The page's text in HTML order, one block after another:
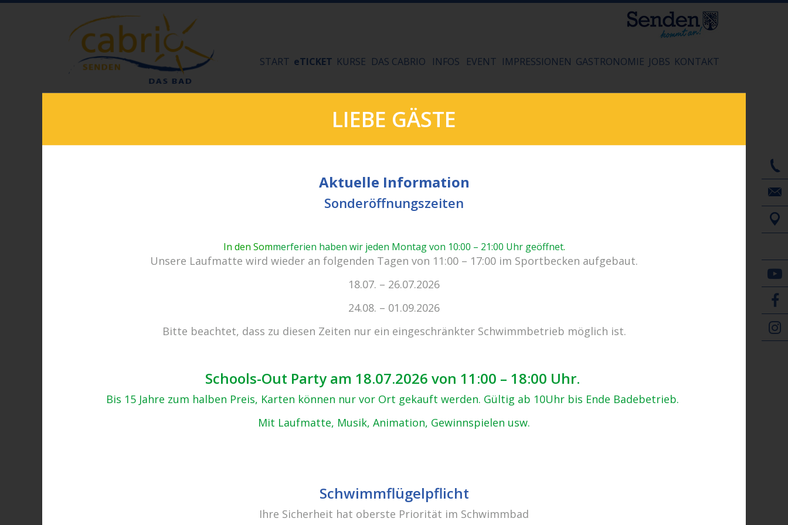
START eTICKET KURSE DAS CABRIO INFOS EVENT IMPRESSIONEN GASTRONOMIE JOBS KONTAKT
Kein Einlass bei Gewitter
zu den E-Tickets
LIEBE GÄSTE
Aktuelle Information
Sonderöffnungszeiten
In den Sommerferien haben wir jeden Montag von 10:00 – 21:00 Uhr geöffnet.
Unsere Laufmatte wird wieder an folgenden Tagen von 11:00 – 17:00 im Sportbecken aufgebaut.
18.07. – 26.07.2026
24.08. – 01.09.2026
Bitte beachtet, dass zu diesen Zeiten nur ein eingeschränkter Schwimmbetrieb möglich ist.
Schools-Out Party am 18.07.2026 von 11:00 – 18:00 Uhr.
Bis 15 Jahre zum halben Preis, Karten können nur vor Ort gekauft werden. Gültig ab 10Uhr bis Ende Badebetrieb.
Mit Laufmatte, Musik, Animation, Gewinnspielen usw.
Schwimmflügelpflicht
Ihre Sicherheit hat oberste Priorität im Schwimmbad